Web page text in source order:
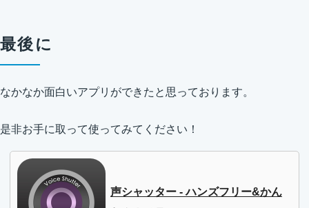
最後に
なかなか面白いアプリができたと思っております。
是非お手に取って使ってみてください！
声シャッター - ハンズフリー&かん